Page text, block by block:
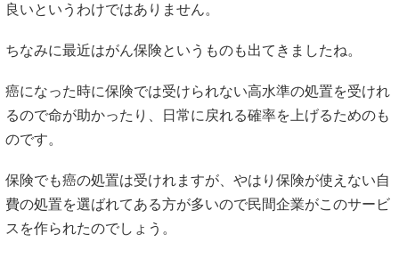
良いというわけではありません。
ちなみに最近はがん保険というものも出てきましたね。
癌になった時に保険では受けられない高水準の処置を受けれ
るので命が助かったり、日常に戻れる確率を上げるためのも
のです。
保険でも癌の処置は受けれますが、やはり保険が使えない自
費の処置を選ばれてある方が多いので民間企業がこのサービ
スを作られたのでしょう。